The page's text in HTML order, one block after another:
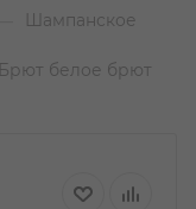
Шампанское
белое брют